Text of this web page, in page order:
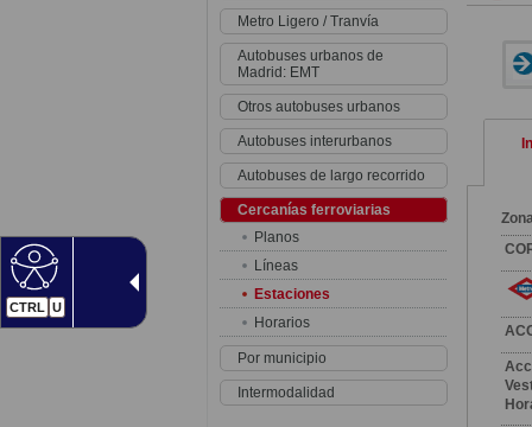
CTRL U
Metro Ligero / Tranvía
Autobuses urbanos de
Madrid: EMT
Otros autobuses urbanos
Autobuses interurbanos
Autobuses de largo recorrido
Cercanías ferroviarias
Planos
Líneas
Estaciones
Horarios
Por municipio
Intermodalidad